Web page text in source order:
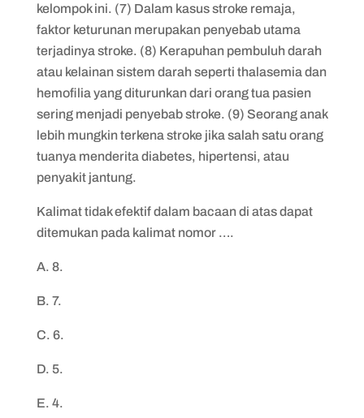
kelompok ini. (7) Dalam kasus stroke remaja,
faktor keturunan merupakan penyebab utama
terjadinya stroke. (8) Kerapuhan pembuluh darah
atau kelainan sistem darah seperti thalasemia dan
hemofilia yang diturunkan dari orang tua pasien
sering menjadi penyebab stroke. (9) Seorang anak
lebih mungkin terkena stroke jika salah satu orang
tuanya menderita diabetes, hipertensi, atau
penyakit jantung.
Kalimat tidak efektif dalam bacaan di atas dapat
ditemukan pada kalimat nomor ….
A. 8.
B. 7.
C. 6.
D. 5.
E. 4.